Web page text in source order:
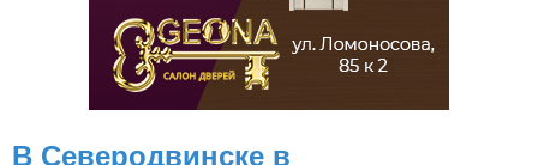
В Северодвинске в